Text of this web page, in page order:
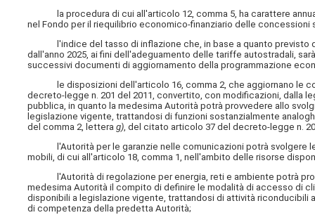
la procedura di cui all'articolo 12, comma 5, ha carattere
nel Fondo per il riequilibrio economico-finanziario delle
l'indice del tasso di inflazione che, in base a quanto previsto
dall'anno 2025, ai fini dell'adeguamento delle tariffe autostradali,
successivi documenti di aggiornamento della programmazione
le disposizioni dell'articolo 16, comma 2, che aggiornano le
decreto-legge n. 201 del 2011, convertito, con modificazioni, dalla
pubblica, in quanto la medesima Autorità potrà provvedere allo
legislazione vigente, trattandosi di funzioni sostanzialmente
del comma 2, letterag), del citato articolo 37 del decreto-legge n.
l'Autorità per le garanzie nelle comunicazioni potrà svolgere le
mobili, di cui all'articolo 18, comma 1, nell'ambito delle risorse
l'Autorità di regolazione per energia, reti e ambiente potrà
medesima Autorità il compito di definire le modalità di accesso di
disponibili a legislazione vigente, trattandosi di attività
di competenza della predetta Autorità;